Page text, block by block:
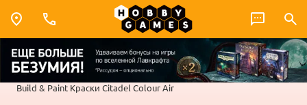
Build & Paint Краски Citadel ColourAir